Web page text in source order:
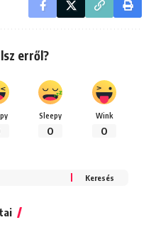
erről?
Sleepy
0
Wink
0